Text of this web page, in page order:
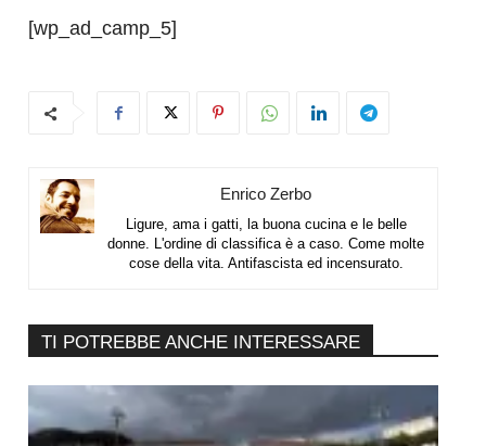
[wp_ad_camp_5]
Enrico Zerbo
Ligure, ama i gatti, la buona cucina e le belle
donne. L'ordine di classifica è a caso. Come molte
cose della vita. Antifascista ed incensurato.
TI POTREBBE ANCHE INTERESSARE